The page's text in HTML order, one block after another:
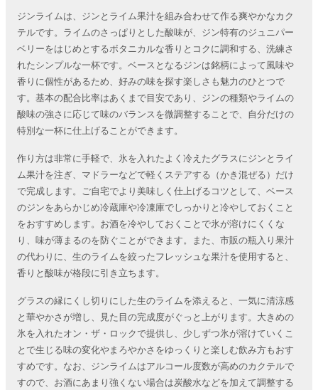
ジンライムは、ジンとライム果汁を組み合わせて作る爽やかなカク
テルです。ライムのさっぱりとした酸味が、ジン特有のジュニパー
ベリーをはじめとするボタニカルな香りとコクに調和する、洗練さ
れたシンプルな一杯です。ベースとなるジンは銘柄によって風味や
香りに個性があるため、好みの味を探す楽しさも魅力のひとつで
す。基本の配合比率はあくまで目安であり、ジンの種類やライムの
酸味の強さに応じて味のバランスを微調整することで、自分だけの
特別な一杯に仕上げることができます。
作り方は非常に手軽で、氷を入れたよく冷えたグラスにジンとライ
ム果汁を注ぎ、マドラーなどで軽くステアする（かき混ぜる）だけ
で完成します。ご自宅でより美味しく仕上げるコツとして、ベース
のジンをあらかじめ冷蔵庫や冷凍庫でしっかりと冷やしておくこと
をおすすめします。お酒を冷やしておくことで氷が溶けにくくな
り、味が薄まるのを防ぐことができます。また、市販の瓶入り果汁
の代わりに、生のライムを絞ったフレッシュな果汁を使用すると、
香りと酸味が格段に引き立ちます。
グラスの縁にくし切りにした生のライムを添えると、一気に清涼感
と華やかさが増し、見た目の完成度がぐっと上がります。大きめの
氷を入れたオン・ザ・ロックで提供し、少しずつ氷が溶けていくこ
とで生じる味の変化やまろやかさをゆっくりと楽しむ飲み方もおす
すめです。なお、ジンライムはアルコール度数が高めのカクテルで
すので、お酒にあまり強くない場合は炭酸水などを加えて調整する